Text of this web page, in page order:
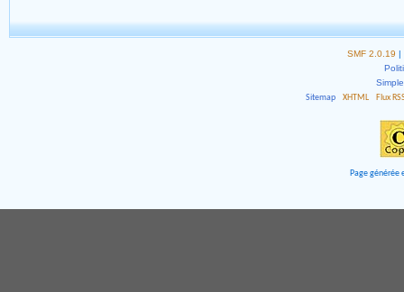
SMF 2.0.19 |
Sitemap
XHTML Flux
Page générée